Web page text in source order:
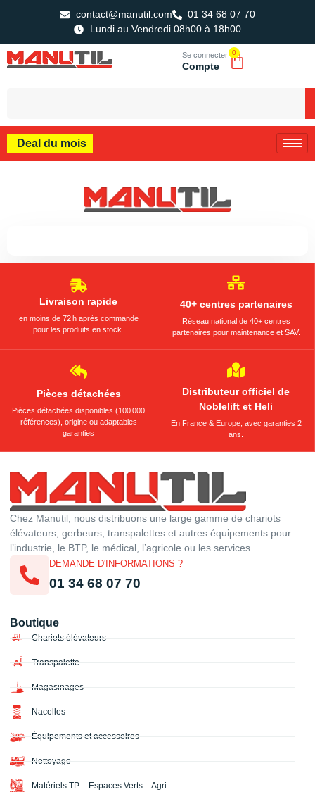
contact@manutil.com
01 34 68 07 70
Lundi au Vendredi 08h00 à 18h00
Se connecter
Compte
0
Deal du mois
Livraison rapide
en moins de 72 h après commande
pour les produits en stock.
40+ centres partenaires
Réseau national de 40+ centres
partenaires pour maintenance et SAV.
Pièces détachées
Pièces détachées disponibles (100 000
références), origine ou adaptables
garanties
Distributeur officiel de
Noblelift et Heli
En France & Europe, avec garanties 2
ans.
Chez Manutil, nous distribuons une large gamme de chariots
élévateurs, gerbeurs, transpalettes et autres équipements pour
l’industrie, le BTP, le médical, l’agricole ou les services.
DEMANDE D'INFORMATIONS ?
01 34 68 07 70
Boutique
Chariots élévateurs
Transpalette
Magasinages
Nacelles
Équipements et accessoires
Nettoyage
Matériels TP – Espaces Verts – Agri